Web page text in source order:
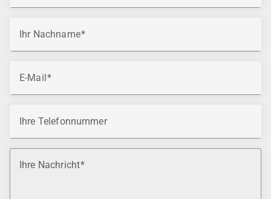
Ihr Nachname
E-Mail
Ihre Telefonnummer
Ihre Nachricht